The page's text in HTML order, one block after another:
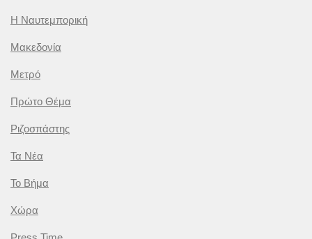
Η Ναυτεμπορική
Μακεδονία
Μετρό
Πρώτο Θέμα
Ριζοσπάστης
Τα Νέα
Το Βήμα
Χώρα